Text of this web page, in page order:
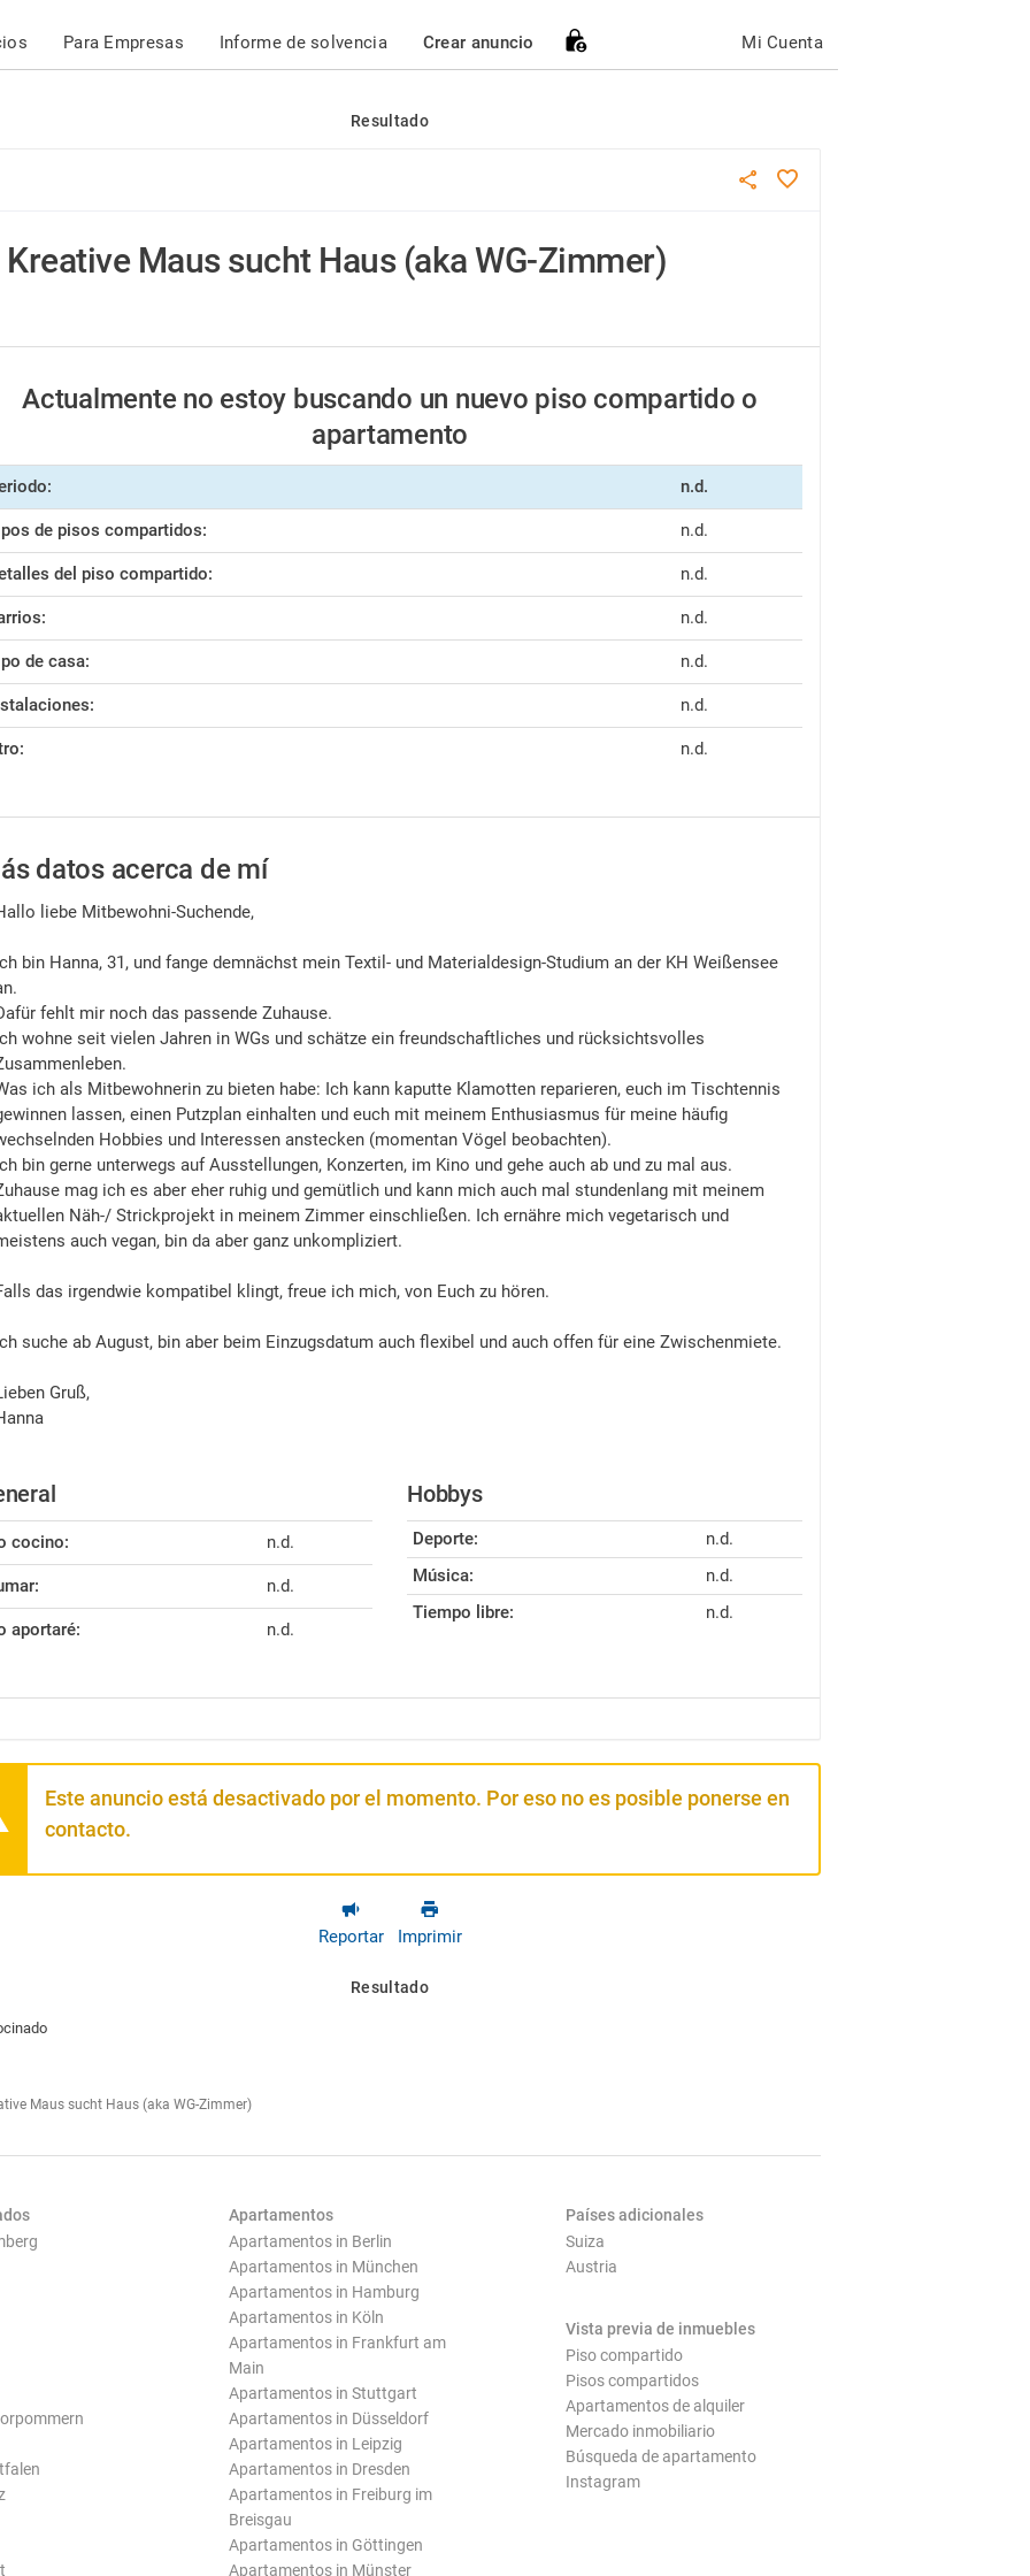
Para Empresas Informe de solvencia Crear anuncio Mi Cuenta
Resultado
Kreative Maus sucht Haus (aka WG-Zimmer)
Actualmente no estoy buscando un nuevo piso compartido o
apartamento
n.d.
de pisos compartidos: n.d.
del piso compartido: n.d.
n.d.
de casa: n.d.
n.d.
n.d.
datos acerca de mí
liebe Mitbewohni-Suchende,
bin Hanna, 31, und fange demnächst mein Textil- und Materialdesign-Studium an der KH Weißensee
fehlt mir noch das passende Zuhause.
wohne seit vielen Jahren in WGs und schätze ein freundschaftliches und rücksichtsvolles
ich als Mitbewohnerin zu bieten habe: Ich kann kaputte Klamotten reparieren, euch im Tischtennis
lassen, einen Putzplan einhalten und euch mit meinem Enthusiasmus für meine häufig
Hobbies und Interessen anstecken (momentan Vögel beobachten).
bin gerne unterwegs auf Ausstellungen, Konzerten, im Kino und gehe auch ab und zu mal aus.
mag ich es aber eher ruhig und gemütlich und kann mich auch mal stundenlang mit meinem
Näh-/ Strickprojekt in meinem Zimmer einschließen. Ich ernähre mich vegetarisch und
auch vegan, bin da aber ganz unkompliziert.
das irgendwie kompatibel klingt, freue ich mich, von Euch zu hören.
suche ab August, bin aber beim Einzugsdatum auch flexibel und auch offen für eine Zwischenmiete.
Gruß,
cocino: n.d.
n.d.
aportaré: n.d.
Hobbys
Deporte:
n.d.
Música:
n.d.
Tiempo libre:
n.d.
Este anuncio está desactivado por el momento. Por eso no es posible ponerse en
contacto.
Reportar Imprimir
Resultado
Maus sucht Haus (aka WG-Zimmer)
Apartamentos
Apartamentos in Berlin
Apartamentos in München
Apartamentos in Hamburg
Apartamentos in Köln
Apartamentos in Frankfurt am
Main
Apartamentos in Stuttgart
Apartamentos in Düsseldorf
Apartamentos in Leipzig
Apartamentos in Dresden
Apartamentos in Freiburg im
Breisgau
Apartamentos in Göttingen
Apartamentos in Münster
Países adicionales
Suiza
Austria
Vista previa de inmuebles
Piso compartido
Pisos compartidos
Apartamentos de alquiler
Mercado inmobiliario
Búsqueda de apartamento
Instagram